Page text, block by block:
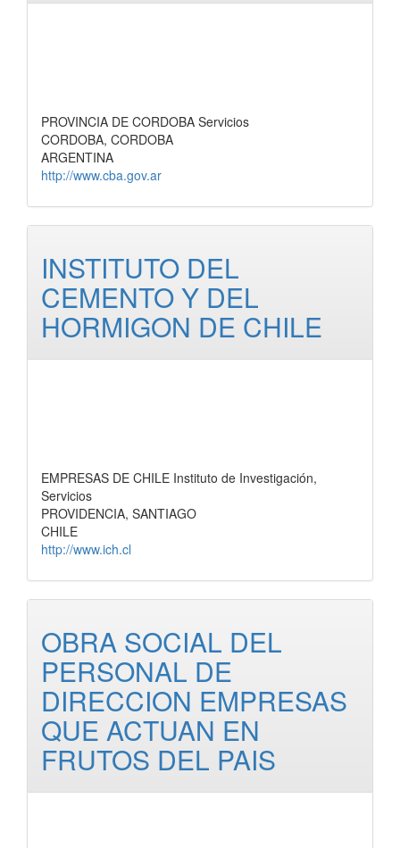
PROVINCIA DE CORDOBA Servicios
CORDOBA, CORDOBA
ARGENTINA
http://www.cba.gov.ar
INSTITUTO DEL
CEMENTO Y DEL
HORMIGON DE CHILE
EMPRESAS DE CHILE Instituto de Investigación,
Servicios
PROVIDENCIA, SANTIAGO
CHILE
http://www.ich.cl
OBRA SOCIAL DEL
PERSONAL DE
DIRECCION EMPRESAS
QUE ACTUAN EN
FRUTOS DEL PAIS